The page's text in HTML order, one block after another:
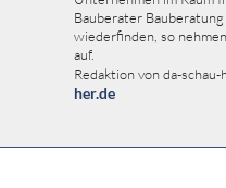
Bauberater
wiederfinden, so
auf.
Redaktion von da-schau-
her.de